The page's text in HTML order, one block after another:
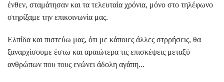
ένθεν, σταμάτησαν και τα τελευταία χρόνια, μόνο στο τηλέφωνο
στηρίξαμε την επικοινωνία μας.
Ελπίδα και πιστεύω μας, ότι με κάποιες άλλες στρρήσεις, θα
ξαναρχίσουμε έστω και αραιώτερα τις επισκέψεις μεταξύ
ανθρώπων που τους ενώνει άδολη αγάπη...